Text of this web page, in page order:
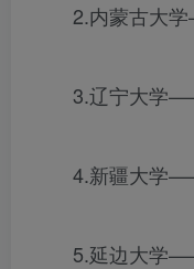
2.内蒙古大学
3.辽宁大学——
4.新疆大学——
5.延边大学——